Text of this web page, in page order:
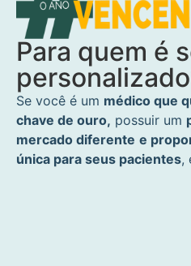
Para quem é
Se você é um médico que
chave de ouro, possuir um
mercado diferente e
única para seus pacientes,